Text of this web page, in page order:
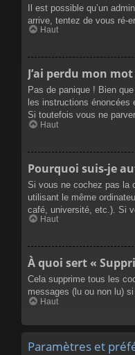
Il est possible qu’un
arrive, tentez de vous ré-
Haut
J’ai perdu mon
Pas de panique ! Bien
les instructions énoncées
Si toutefois vous ne
Haut
Pourquoi suis-je
Si vous ne cochez pas la
utilisant le même
café, université, etc.). Si
Haut
À quoi sert «
Cela supprime tous les
messages (lu ou non lu)
Haut
Paramètres et